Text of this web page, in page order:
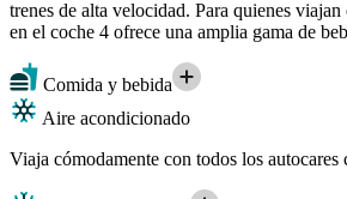
trenes de alta velocidad. Para quienes
en el coche 4 ofrece una amplia gama de
Comida y bebida
Aire acondicionado
Viaja cómodamente con todos los